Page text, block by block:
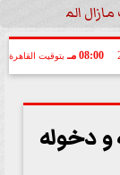
الملاذ الآمن |
08:00 مـ بتوقيت القاهرة
دخوله